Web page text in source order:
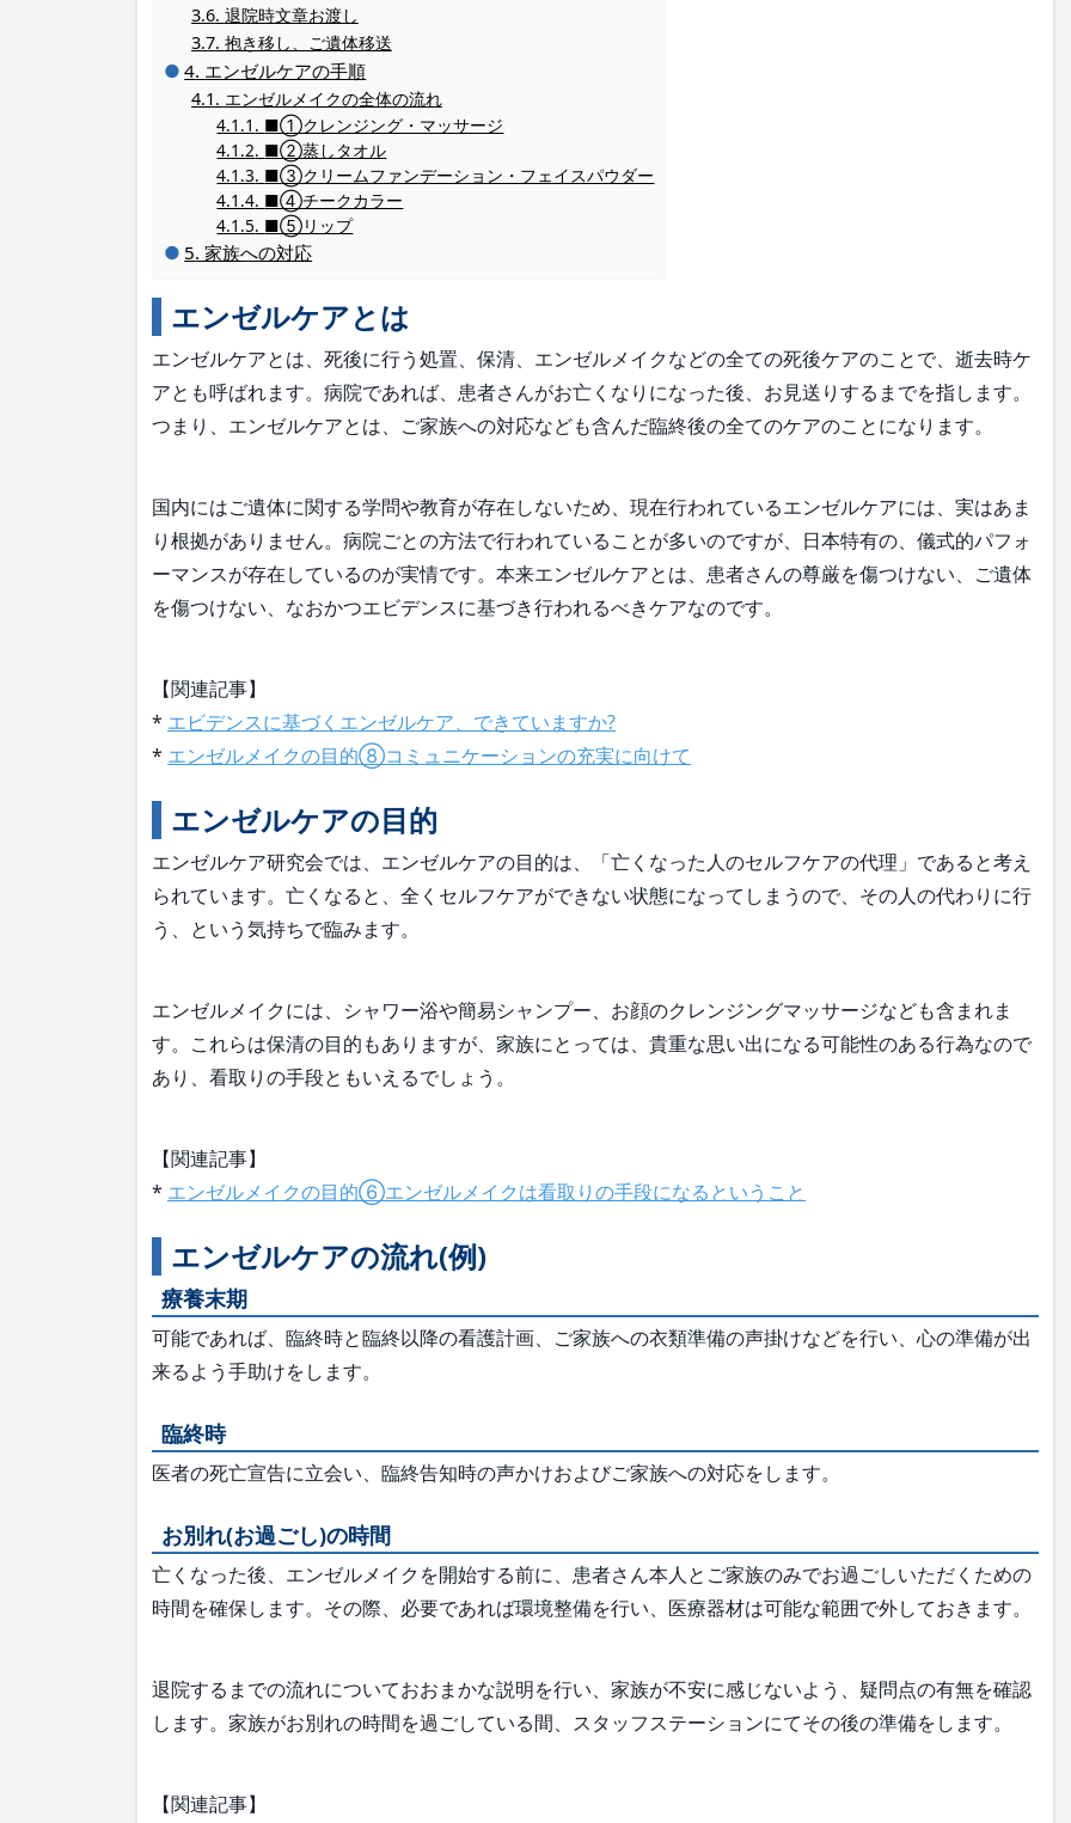
退院時文章お渡し
抱き移し、ご遺体移送
エンゼルケアの手順
エンゼルメイクの全体の流れ
■①クレンジング・マッサージ
■②蒸しタオル
■③クリームファンデーション・フェイスパウダー
■④チークカラー
■⑤リップ
家族への対応
エンゼルケアとは
エンゼルケアとは、死後に行う処置、保清、エンゼルメイクなどの全ての死後ケアのことで、逝去時ケ
アとも呼ばれます。病院であれば、患者さんがお亡くなりになった後、お見送りするまでを指します。
つまり、エンゼルケアとは、ご家族への対応なども含んだ臨終後の全てのケアのことになります。
国内にはご遺体に関する学問や教育が存在しないため、現在行われているエンゼルケアには、実はあま
り根拠がありません。病院ごとの方法で行われていることが多いのですが、日本特有の、儀式的パフォ
ーマンスが存在しているのが実情です。本来エンゼルケアとは、患者さんの尊厳を傷つけない、ご遺体
を傷つけない、なおかつエビデンスに基づき行われるべきケアなのです。
【関連記事】
* エビデンスに基づくエンゼルケア、できていますか?
* エンゼルメイクの目的⑧コミュニケーションの充実に向けて
エンゼルケアの目的
エンゼルケア研究会では、エンゼルケアの目的は、「亡くなった人のセルフケアの代理」であると考え
られています。亡くなると、全くセルフケアができない状態になってしまうので、その人の代わりに行
う、という気持ちで臨みます。
エンゼルメイクには、シャワー浴や簡易シャンプー、お顔のクレンジングマッサージなども含まれま
す。これらは保清の目的もありますが、家族にとっては、貴重な思い出になる可能性のある行為なので
あり、看取りの手段ともいえるでしょう。
【関連記事】
* エンゼルメイクの目的⑥エンゼルメイクは看取りの手段になるということ
エンゼルケアの流れ(例)
療養末期
可能であれば、臨終時と臨終以降の看護計画、ご家族への衣類準備の声掛けなどを行い、心の準備が出
来るよう手助けをします。
臨終時
医者の死亡宣告に立会い、臨終告知時の声かけおよびご家族への対応をします。
お別れ(お過ごし)の時間
亡くなった後、エンゼルメイクを開始する前に、患者さん本人とご家族のみでお過ごしいただくための
時間を確保します。その際、必要であれば環境整備を行い、医療器材は可能な範囲で外しておきます。
退院するまでの流れについておおまかな説明を行い、家族が不安に感じないよう、疑問点の有無を確認
します。家族がお別れの時間を過ごしている間、スタッフステーションにてその後の準備をします。
【関連記事】